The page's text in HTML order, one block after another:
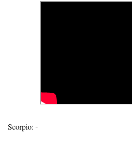
Scorpio: -